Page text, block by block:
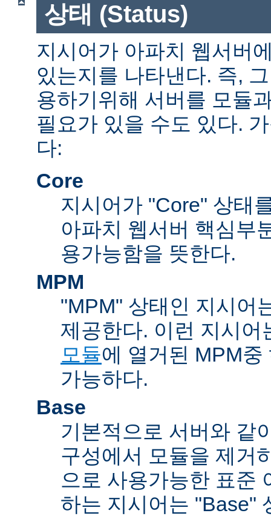
상태 (Status)
지시어가 아파치 웹서버
있는지를 나타낸다. 즉,
용하기위해 서버를 모듈
필요가 있을 수도 있다.
다:
Core
지시어가 "Core" 상태
아파치 웹서버 핵심부
용가능함을 뜻한다.
MPM
"MPM" 상태인 지시어
제공한다. 이런 지시어
모듈에 열거된 MPM
가능하다.
Base
기본적으로 서버와 같
구성에서 모듈을 제거
으로 사용가능한 표준
하는 지시어는 "Base"